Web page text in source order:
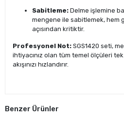
Sabitleme: Delme işlemine
mengene ile sabitlemek, hem
açısından kritiktir.
Profesyonel Not: SGS1420 seti,
ihtiyacınız olan tüm temel ölçüleri
akışınızı hızlandırır.
Benzer Ürünler